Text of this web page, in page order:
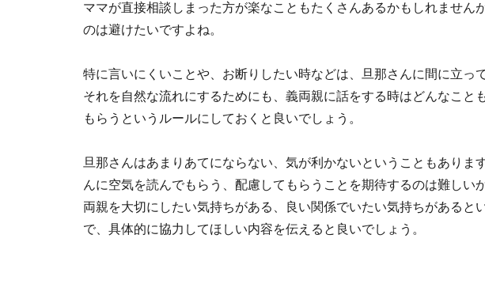
ママが直接相談しまった方が楽なこともたくさんあるかもしれません
のは避けたいですよね。
特に言いにくいことや、お断りしたい時などは、旦那さんに間に立っ
それを自然な流れにするためにも、義両親に話をする時はどんなこと
もらうというルールにしておくと良いでしょう。
旦那さんはあまりあてにならない、気が利かないということもありま
んに空気を読んでもらう、配慮してもらうことを期待するのは難しい
両親を大切にしたい気持ちがある、良い関係でいたい気持ちがあると
で、具体的に協力してほしい内容を伝えると良いでしょう。